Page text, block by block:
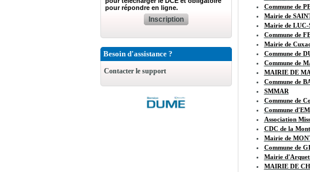
pour répondre en ligne.
Inscription
Besoin d'assistance ?
Contacter le support
Commune de
Mairie de
Mairie de LUC-
Commune de
Mairie de
Commune de
Commune de
MAIRIE DE
Commune de
SMMAR
Commune de
Commune
Association
CDC de la
Mairie de
Commune de
Mairie
MAIRIE DE